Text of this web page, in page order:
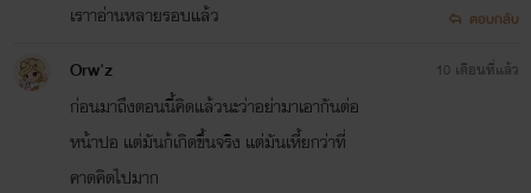
นิยายเรื่องนี้ดราม่าหนักมาก หนักกว่า ก็แค่ตัวแทน10 ระดับ
ดราม่าอย่างไม่มีเหตุผลว่าทำไมต้องทน
กับทำไมต้องทำ บางเรื่องไม่มีที่มาว่าเพราะอะไร เหตุผลหาไม่
เจอ แต่ทุกตัวละครจะได้รับผลกรรมจากการกระทำ
เราาอ่านหลายรอบแล้ว
ตอบกลับ
Orw'z
ก่อนมาถึงตอนนี้คิดแล้วนะว่าอย่ามาเอากันต่อ
หน้าปอ แต่มันก้เกิดขึ้นจริง แต่มันเหี้ยกว่าที่
คาดคิดไปมาก
10 เดือนที่แล้ว